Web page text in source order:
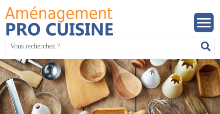
Mots
clés
:
Panneau de gestion des cookies